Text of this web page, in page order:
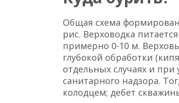
Общая схема
рис. Верховодка
примерно 0-10 м.
глубокой обработки
отдельных случаях и
санитарного надзора.
колодцем; дебет